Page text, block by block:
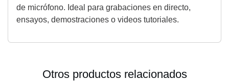
de micrófono. Ideal para grabaciones en directo,
ensayos, demostraciones o videos tutoriales.
Otros productos relacionados